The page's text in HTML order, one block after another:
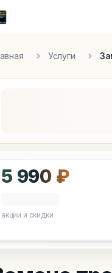
Authority
Услуги
5 990 ₽
акции и скидки